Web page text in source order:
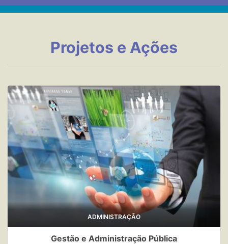
Projetos e Ações
ADMINISTRAÇÃO
Gestão e Administração Pública